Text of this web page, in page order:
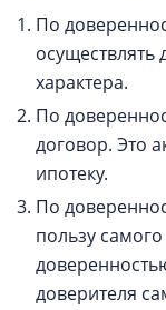
По
осуществлять
характера.
По
договор. Это
ипотеку.
По
пользу
доверителя